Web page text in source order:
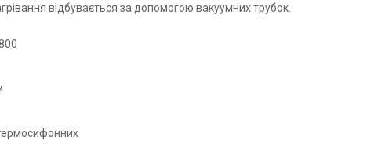
відбувається за допомогою вакуумних трубок.